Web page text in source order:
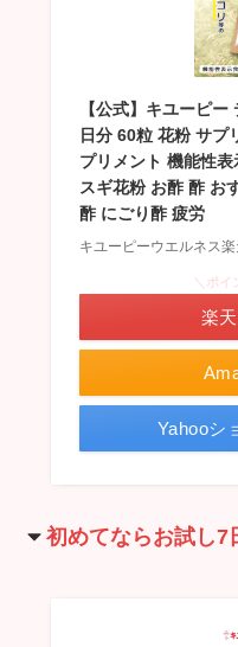
【公式】キユーピ
日分 60粒 花粉 サプ
プリメント 機能性
スギ花粉 お酢 酢 お
酢 にごり酢 疲労
キユーピーウエルネス
＼ポイ
楽
Yahooシ
初めてならお試し7